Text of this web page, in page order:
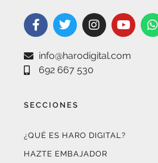
info@harodigital.com
692 667 530
SECCIONES
¿QUÉ ES HARO DIGITAL?
HAZTE EMBAJADOR